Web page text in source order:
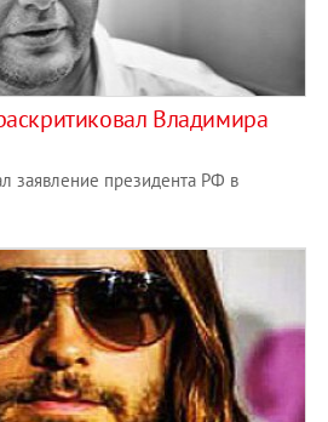
Владимира
заявление президента РФ в